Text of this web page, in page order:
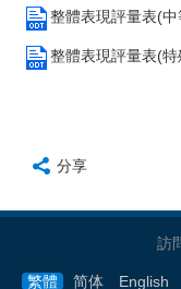
整體表現評量表(
整體表現評量表(
分享
訪
繁體 简体 English